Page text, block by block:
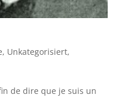
, Unkategorisiert,
de dire que je suis un